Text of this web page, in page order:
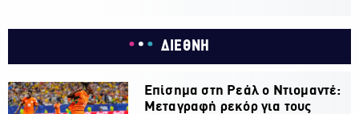
ΔΙΕΘΝΗ
Επίσημα στη Ρεάλ ο Ντιομαντέ:
Μεταγραφή ρεκόρ για τους